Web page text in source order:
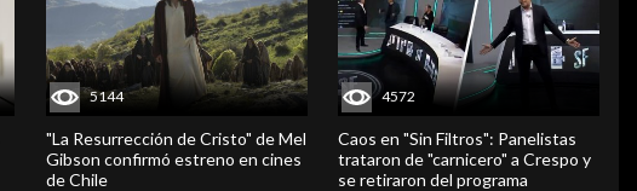
5144
"La Resurrección de Cristo" de Mel
Gibson confirmó estreno en cines
de Chile
4572
Caos en "Sin Filtros": Panelistas
trataron de "carnicero" a Crespo y
se retiraron del programa